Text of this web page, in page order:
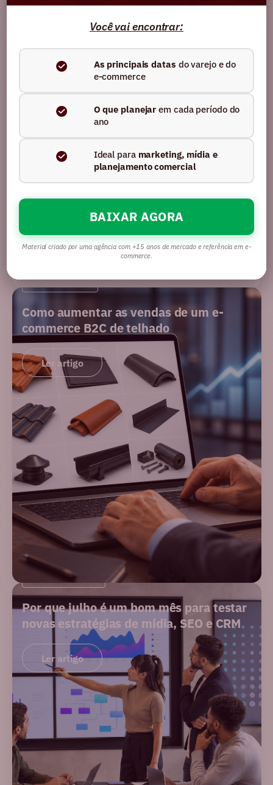
vai além do omnichannel
Ler artigo
E-COMMERCE
Como aumentar as vendas de um e-
commerce B2C de telhado
Ler artigo
PERFORMANCE
Por que julho é um bom mês para testar
novas estratégias de mídia, SEO e CRM
Ler artigo
Você vai encontrar:
As principais datas do varejo e do
e-commerce
O que planejar em cada período do
ano
Ideal para marketing, mídia e
planejamento comercial
BAIXAR AGORA
Material criado por uma agência com +15 anos de mercado e referência em e-
commerce.